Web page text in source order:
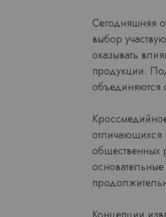
Сегодняшняя
выбор
оказывать
продукции.
объединяются
отличающихся
общественных